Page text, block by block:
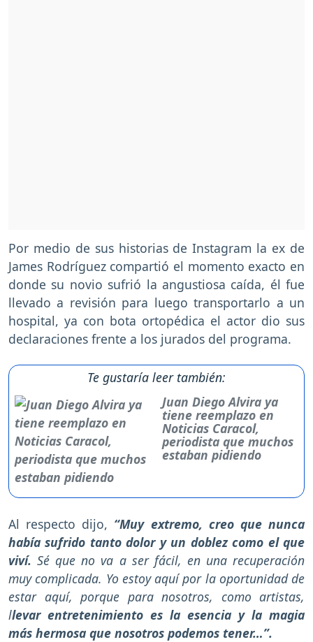
Por medio de sus historias de Instagram la ex de
James Rodríguez compartió el momento exacto en
donde su novio sufrió la angustiosa caída, él fue
llevado a revisión para luego transportarlo a un
hospital, ya con bota ortopédica el actor dio sus
declaraciones frente a los jurados del programa.
Te gustaría leer también:
Juan Diego Alvira ya
tiene reemplazo en
Noticias Caracol,
periodista que muchos
estaban pidiendo
Al respecto dijo, “Muy extremo, creo que nunca
había sufrido tanto dolor y un doblez como el que
viví.Sé que no va a ser fácil, en una recuperación
muy complicada. Yo estoy aquí por la oportunidad de
estar aquí, porque para nosotros, como artistas,
llevar entretenimiento es la esencia y la magia
más hermosa que nosotros podemos tener…”.